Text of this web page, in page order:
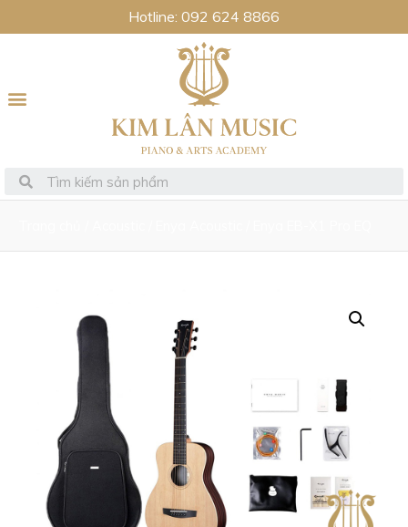
Hotline: 092 624 8866